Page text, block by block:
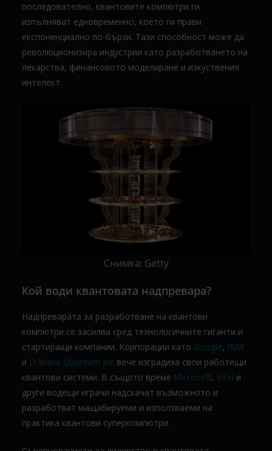
последователно, квантовите компютри ги
изпълняват едновременно, което ги прави
експоненциално по-бързи. Тази способност може да
революционизира индустрии като разработването на
лекарства, финансовото моделиране и изкуствения
интелект.
Снимка: Getty
Кой води квантовата надпревара?
Надпреварата за разработване на квантови
компютри се засилва сред технологичните гиганти и
стартиращи компании. Корпорации като Google, IBM
и D-Wave Quantum Inc вече изградиха свои работещи
квантови системи. В същото време Microsoft, Intel и
други водещи играчи надскачат възможното и
разработват мащабируеми и използваеми на
практика квантови суперкомпютри.